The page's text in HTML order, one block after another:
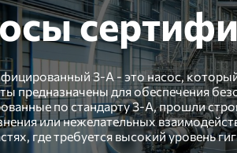
3-A - это насос,
предназначены для обеспечения
по стандарту 3-A, прошли
или нежелательных
где требуется высокий уровень